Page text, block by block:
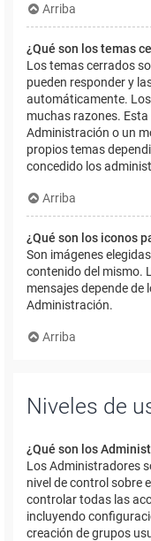
Arriba
¿Qué son los temas
Los temas cerrados
pueden responder y
automáticamente.
muchas razones.
Administración o un
propios temas
concedido los
Arriba
¿Qué son los iconos
Son imágenes
contenido del mismo.
mensajes depende
Administración.
Arriba
Niveles de
¿Qué son los
Los Administradores
nivel de control sobre
controlar todas las
incluyendo
creación de grupos